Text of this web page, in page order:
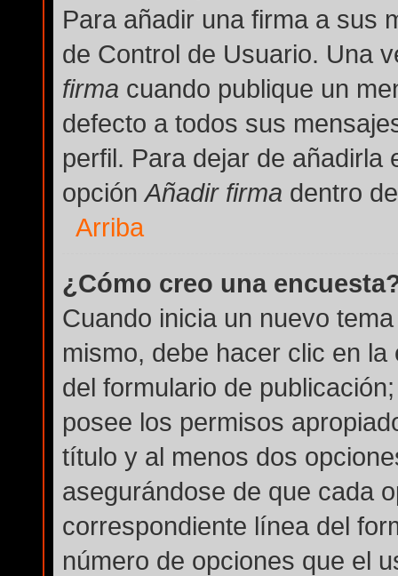
Para añadir una firma a sus
de Control de Usuario. Una
firma cuando publique un
defecto a todos sus
perfil. Para dejar de
opciónAñadir firma dentro
Arriba
¿Cómo creo una
Cuando inicia un nuevo
mismo, debe hacer clic en
del formulario de
posee los permisos
título y al menos dos
asegurándose de que cada
correspondiente línea del
número de opciones que el